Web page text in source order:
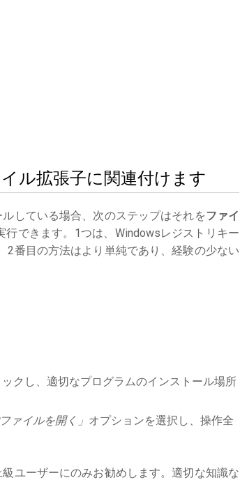
ル拡張子に関連付けます
している場合、次のステップはそれをファイ
できます。1つは、Windowsレジストリキー
2番目の方法はより単純であり、経験の少ない
ックし、適切なプログラムのインストール場所
ァイルを開く」 オプションを選択し、操作全
ユーザーにのみお勧めします。適切な知識な